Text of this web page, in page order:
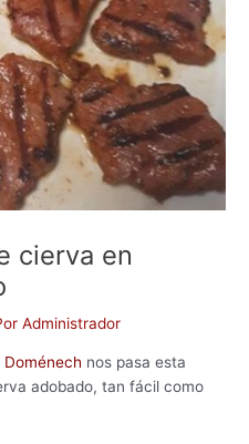
cierva en
Administrador
nos pasa esta
adobado, tan fácil como